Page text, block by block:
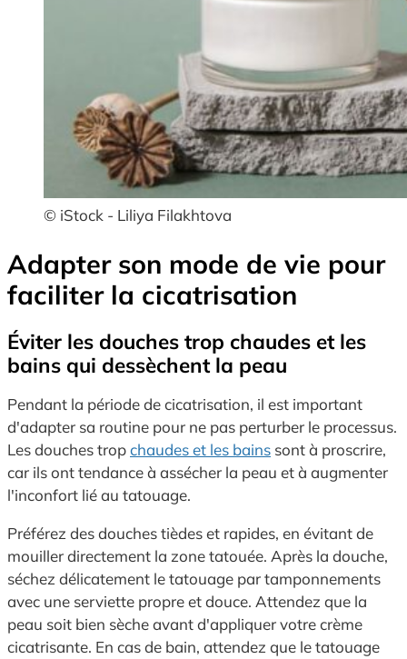
© iStock - Liliya Filakhtova
Adapter son mode de vie pour
faciliter la cicatrisation
Éviter les douches trop chaudes et les
bains qui dessèchent la peau
Pendant la période de cicatrisation, il est important
d'adapter sa routine pour ne pas perturber le processus.
Les douches tropchaudes et les bains sont à proscrire,
car ils ont tendance à assécher la peau et à augmenter
l'inconfort lié au tatouage.
Préférez des douches tièdes et rapides, en évitant de
mouiller directement la zone tatouée. Après la douche,
séchez délicatement le tatouage par tamponnements
avec une serviette propre et douce. Attendez que la
peau soit bien sèche avant d'appliquer votre crème
cicatrisante. En cas de bain, attendez que le tatouage